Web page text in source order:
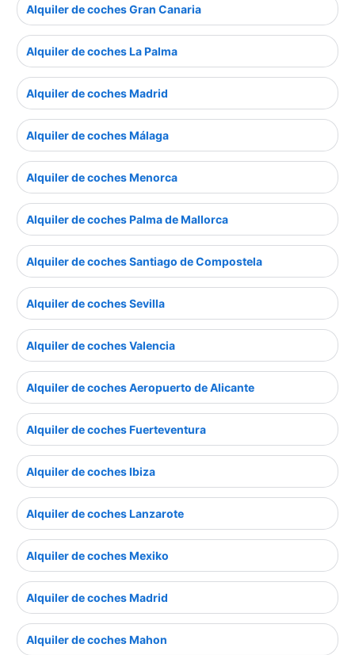
Alquiler de coches Gran Canaria
Alquiler de coches La Palma
Alquiler de coches Madrid
Alquiler de coches Málaga
Alquiler de coches Menorca
Alquiler de coches Palma de Mallorca
Alquiler de coches Santiago de Compostela
Alquiler de coches Sevilla
Alquiler de coches Valencia
Alquiler de coches Aeropuerto de Alicante
Alquiler de coches Fuerteventura
Alquiler de coches Ibiza
Alquiler de coches Lanzarote
Alquiler de coches Mexiko
Alquiler de coches Madrid
Alquiler de coches Mahon